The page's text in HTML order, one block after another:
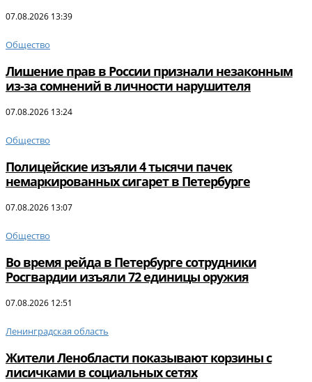
07.08.2026 13:39
Общество
Лишение прав в России признали незаконным
из-за сомнений в личности нарушителя
07.08.2026 13:24
Общество
Полицейские изъяли 4 тысячи пачек
немаркированных сигарет в Петербурге
07.08.2026 13:07
Общество
Во время рейда в Петербурге сотрудники
Росгвардии изъяли 72 единицы оружия
07.08.2026 12:51
Ленинградская область
Жители Ленобласти показывают корзины с
лисичками в социальных сетях